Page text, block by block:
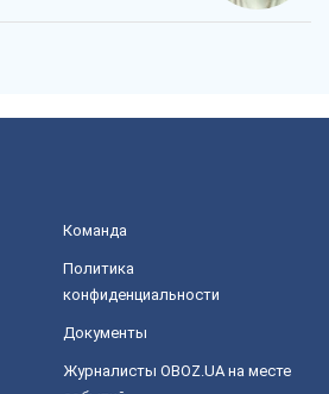
Команда
Политика
конфиденциальности
Документы
Журналисты OBOZ.UA на месте